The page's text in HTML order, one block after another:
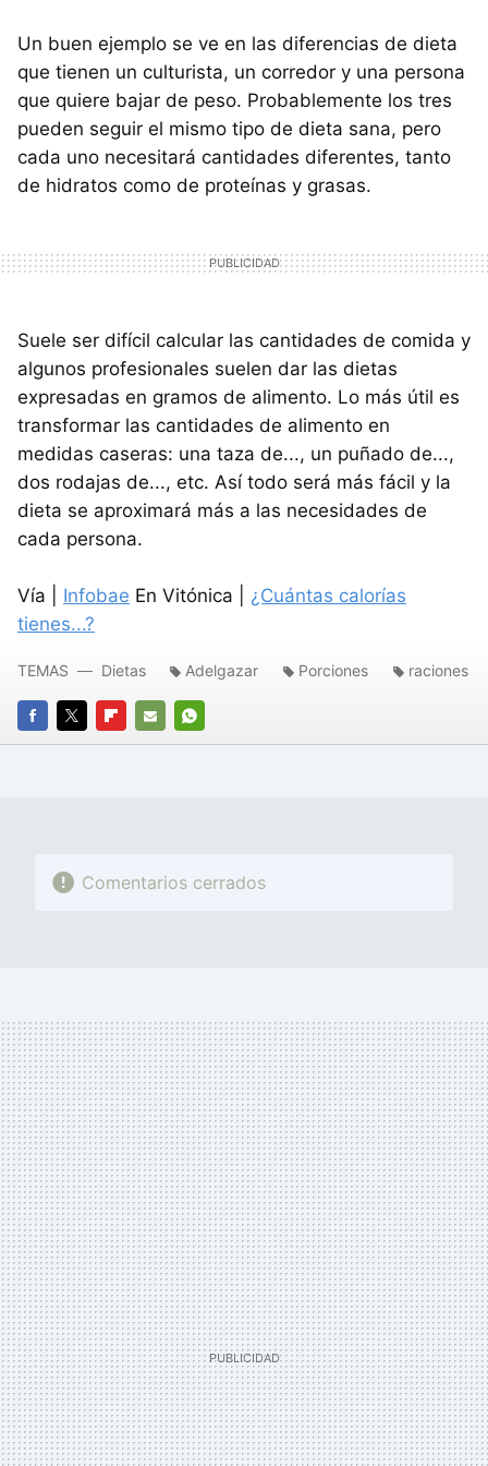
Un buen ejemplo se ve en las diferencias de dieta
que tienen un culturista, un corredor y una persona
que quiere bajar de peso. Probablemente los tres
pueden seguir el mismo tipo de dieta sana, pero
cada uno necesitará cantidades diferentes, tanto
de hidratos como de proteínas y grasas.
Suele ser difícil calcular las cantidades de comida y
algunos profesionales suelen dar las dietas
expresadas en gramos de alimento. Lo más útil es
transformar las cantidades de alimento en
medidas caseras: una taza de..., un puñado de...,
dos rodajas de..., etc. Así todo será más fácil y la
dieta se aproximará más a las necesidades de
cada persona.
Vía | Infobae En Vitónica | ¿Cuántas calorías
tienes...?
FACEBOOK
TWITTERFLIPBOARD
E-
WHATSAPP
TEMAS Dietas Adelgazar Porciones raciones
Comentarios cerrados